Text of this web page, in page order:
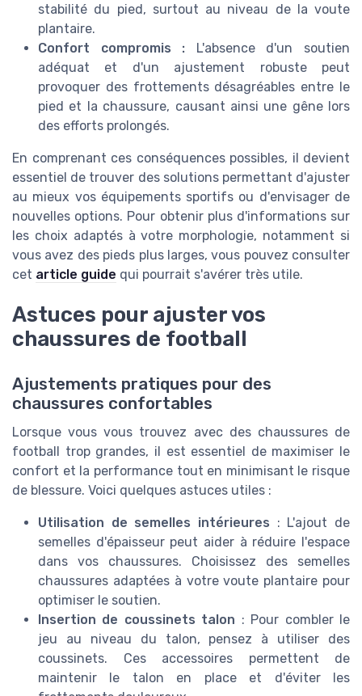
stabilité du pied, surtout au niveau de la voute
plantaire.
Confort compromis : L'absence d'un soutien
adéquat et d'un ajustement robuste peut
provoquer des frottements désagréables entre le
pied et la chaussure, causant ainsi une gêne lors
des efforts prolongés.
En comprenant ces conséquences possibles, il devient
essentiel de trouver des solutions permettant d'ajuster
au mieux vos équipements sportifs ou d'envisager de
nouvelles options. Pour obtenir plus d'informations sur
les choix adaptés à votre morphologie, notamment si
vous avez des pieds plus larges, vous pouvez consulter
cet article guide qui pourrait s'avérer très utile.
Astuces pour ajuster vos
chaussures de football
Ajustements pratiques pour des
chaussures confortables
Lorsque vous vous trouvez avec des chaussures de
football trop grandes, il est essentiel de maximiser le
confort et la performance tout en minimisant le risque
de blessure. Voici quelques astuces utiles :
Utilisation de semelles intérieures : L'ajout de
semelles d'épaisseur peut aider à réduire l'espace
dans vos chaussures. Choisissez des semelles
chaussures adaptées à votre voute plantaire pour
optimiser le soutien.
Insertion de coussinets talon : Pour combler le
jeu au niveau du talon, pensez à utiliser des
coussinets. Ces accessoires permettent de
maintenir le talon en place et d'éviter les